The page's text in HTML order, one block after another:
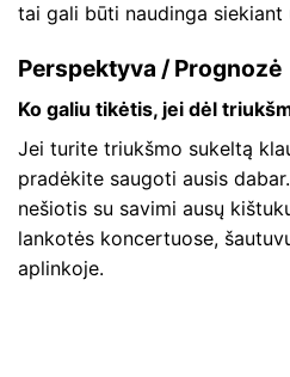
tai gali būti naudinga siekiant
Perspektyva / Prognozė
Ko galiu tikėtis, jei dėl
Jei turite triukšmo sukeltą
pradėkite saugoti ausis
nešiotis su savimi ausų
lankotės koncertuose,
aplinkoje.